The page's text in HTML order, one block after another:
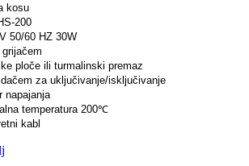
kosu
200
50/60 HZ 30W
ploče ili turmalinski premaz
za uključivanje/isključivanje
napajanja
temperatura 200℃
kabl